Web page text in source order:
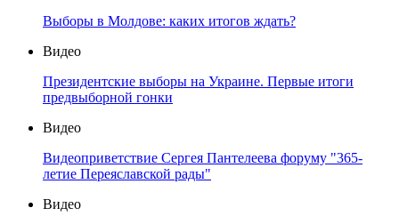
Выборы в Молдове: каких итогов ждать?
Видео
Президентские выборы на Украине. Первые итоги
предвыборной гонки
Видео
Видеоприветствие Сергея Пантелеева форуму "365-
летие Переяславской рады"
Видео